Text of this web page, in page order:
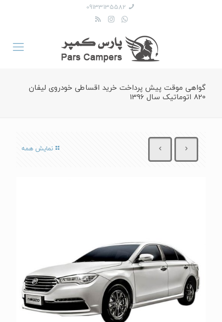
09133135582
گواهی موقت پیش پرداخت خرید اقساطی خودروی لیفان
820 اتوماتیک سال 1396
نمایش همه